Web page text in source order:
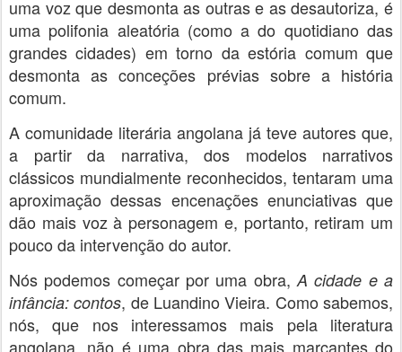
uma voz que desmonta as outras e as desautoriza, é
uma polifonia aleatória (como a do quotidiano das
grandes cidades) em torno da estória comum que
desmonta as conceções prévias sobre a história
comum.
A comunidade literária angolana já teve autores que,
a partir da narrativa, dos modelos narrativos
clássicos mundialmente reconhecidos, tentaram uma
aproximação dessas encenações enunciativas que
dão mais voz à personagem e, portanto, retiram um
pouco da intervenção do autor.
Nós podemos começar por uma obra,A cidade e a
infância: contos, de Luandino Vieira. Como sabemos,
nós, que nos interessamos mais pela literatura
angolana, não é uma obra das mais marcantes do